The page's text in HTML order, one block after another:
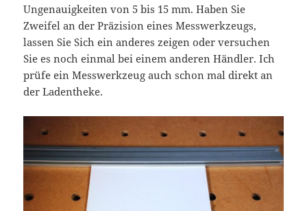
Ungenauigkeiten von 5 bis 15 mm. Haben Sie
Zweifel an der Präzision eines Messwerkzeugs,
lassen Sie Sich ein anderes zeigen oder versuchen
Sie es noch einmal bei einem anderen Händler. Ich
prüfe ein Messwerkzeug auch schon mal direkt an
der Ladentheke.